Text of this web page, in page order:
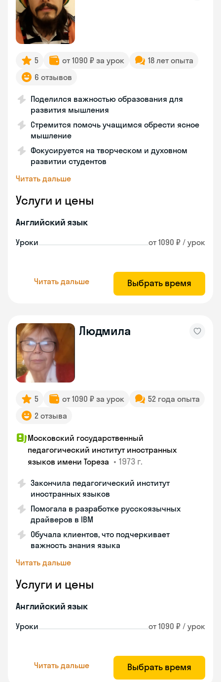
5 от 1090 ₽ за урок
18 лет опыта
6 отзывов
Поделился важностью образования для
развития мышления
Стремится помочь учащимся обрести ясное
мышление
Фокусируется на творческом и духовном
развитии студентов
Читать дальше
Услуги и цены
Английский язык
Уроки от 1090 ₽ / урок
Читать дальше Выбрать время
Людмила
5 от 1090 ₽ за урок
52 года опыта
2 отзыва
Московский государственный
педагогический институт иностранных
языков имени Тореза • 1973 г.
Закончила педагогический институт
иностранных языков
Помогала в разработке русскоязычных
драйверов в IBM
Обучала клиентов, что подчеркивает
важность знания языка
Читать дальше
Услуги и цены
Английский язык
Уроки от 1090 ₽ / урок
Читать дальше Выбрать время